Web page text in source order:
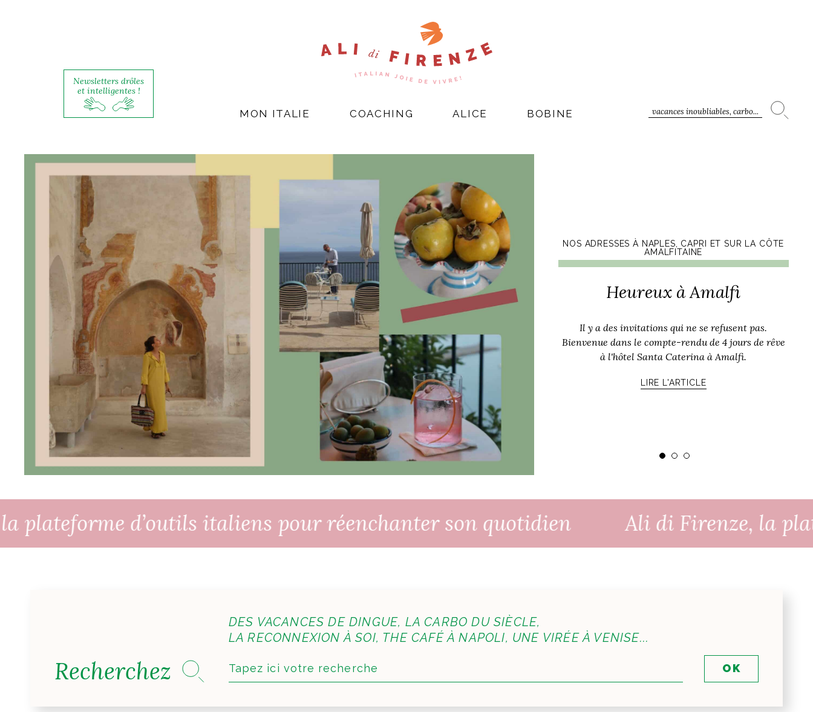
Newsletters drôles
et intelligentes !
vacances inoubliables, carbo...
MON ITALIE COACHING ALICE BOBINE
NOS ADRESSES À NAPLES, CAPRI ET SUR LA CÔTE
AMALFITAINE
Heureux à Amalfi
Il y a des invitations qui ne se refusent pas.
Bienvenue dans le compte-rendu de 4 jours de rêve
à l'hôtel Santa Caterina à Amalfi.
LIRE L'ARTICLE
d’outils italiens pour réenchanter son quotidien Ali di Firenze, la
Recherchez
DES VACANCES DE DINGUE, LA CARBO DU SIÈCLE,
LA RECONNEXION À SOI, THE CAFÉ À NAPOLI, UNE VIRÉE À VENISE...
OK